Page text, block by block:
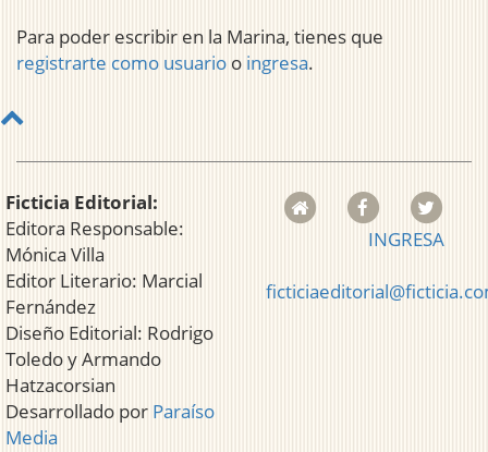
Para poder escribir en la Marina, tienes que
registrarte como usuario o ingresa.
Ficticia Editorial:
Editora Responsable:
Mónica Villa
Editor Literario: Marcial
Fernández
Diseño Editorial: Rodrigo
Toledo y Armando
Hatzacorsian
Desarrollado por Paraíso
Media
INGRESA